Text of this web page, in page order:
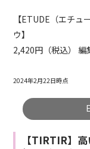
【ETUDE（エチュ
ウ】
2,420円（税込） 編
2024年2月22日時点
【TIRTIR】